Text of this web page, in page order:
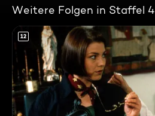
Weitere Folgen in Staffel 4
12